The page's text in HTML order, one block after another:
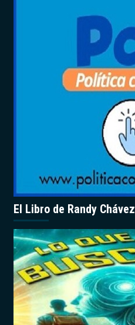
El Libro de Randy Chávez